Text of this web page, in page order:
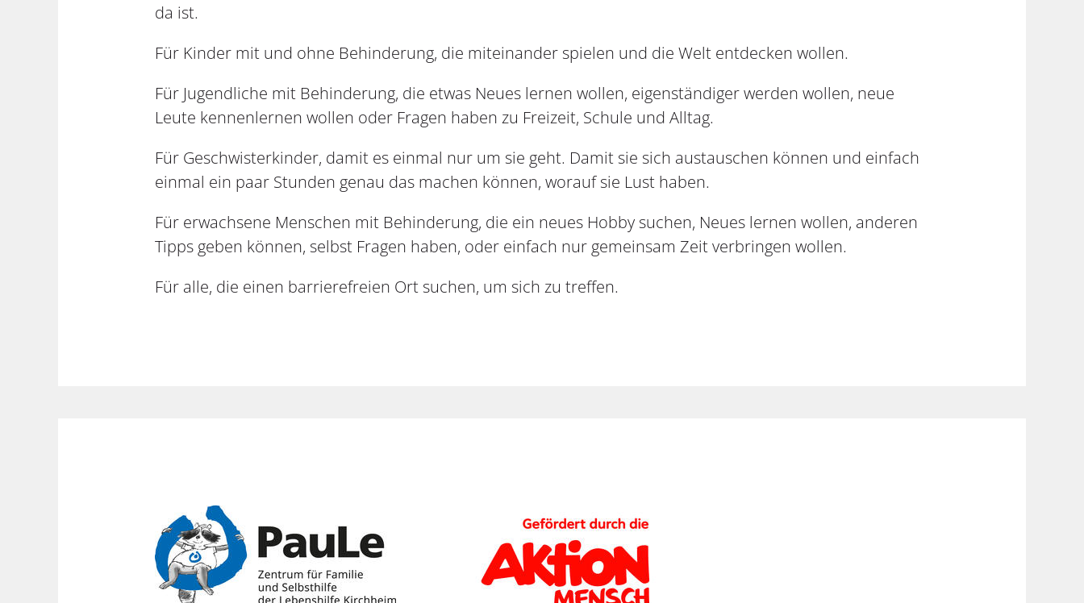
da ist.
Für Kinder mit und ohne Behinderung, die miteinander spielen und die Welt entdecken wollen.
Für Jugendliche mit Behinderung, die etwas Neues lernen wollen, eigenständiger werden wollen, neue
Leute kennenlernen wollen oder Fragen haben zu Freizeit, Schule und Alltag.
Für Geschwisterkinder, damit es einmal nur um sie geht. Damit sie sich austauschen können und einfach
einmal ein paar Stunden genau das machen können, worauf sie Lust haben.
Für erwachsene Menschen mit Behinderung, die ein neues Hobby suchen, Neues lernen wollen, anderen
Tipps geben können, selbst Fragen haben, oder einfach nur gemeinsam Zeit verbringen wollen.
Für alle, die einen barrierefreien Ort suchen, um sich zu treffen.